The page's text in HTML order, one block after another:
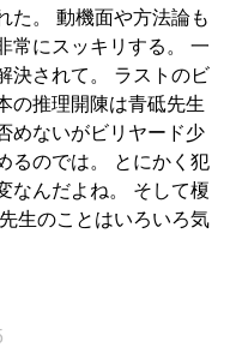
た。 動機面や方法論も
常にスッキリする。 一
決されて。 ラストのビ
の推理開陳は青砥先生
めないがビリヤード少
るのでは。 とにかく犯
なんだよね。 そして榎
生のことはいろいろ気